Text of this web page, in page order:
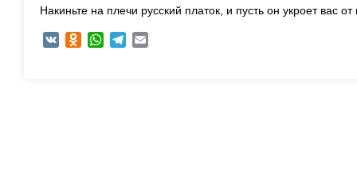
Накиньте на плечи русский платок, и пусть он укроет вас
VK Odnoklassniki
WhatsAppTelegram